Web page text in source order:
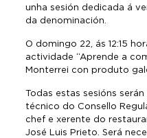
unha sesión dedicada á
da denominación.
O domingo 22, ás 12:15
actividade “Aprende a
Monterrei con produto
Todas estas sesións
técnico do Consello
chef e xerente do
José Luis Prieto. Será